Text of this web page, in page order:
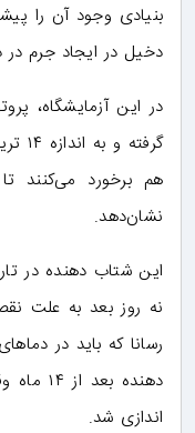
بنیادی وجود آن را
دخیل در ایجاد جرم
هم برخورد می‌کنند
نشان‌دهد.
نه روز بعد به علت
رسانا که باید در
اندازی شد.